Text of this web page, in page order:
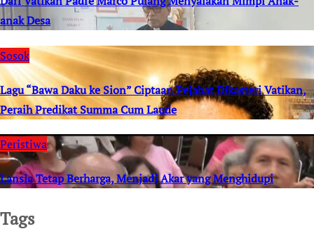
anak Desa
Sosok
Lagu “Bawa Daku ke Sion” Ciptaan Pejabat Dikasteri Vatikan,
Peraih Predikat Summa Cum Laude
Peristiwa
Lansia Tetap Berharga, Menjadi Akar yang Menghidupi
Tags